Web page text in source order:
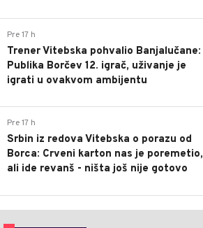
Pre 17 h
Trener Vitebska pohvalio Banjalučane:
Publika Borčev 12. igrač, uživanje je
igrati u ovakvom ambijentu
Pre 17 h
Srbin iz redova Vitebska o porazu od
Borca: Crveni karton nas je poremetio,
ali ide revanš - ništa još nije gotovo